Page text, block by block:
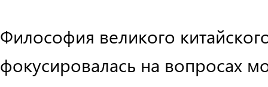
Философия великого
фокусировалась на вопросах